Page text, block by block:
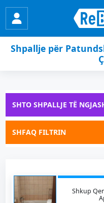
Shpallje për
SHTO SHPALLJE TË
SHFAQ FILTRIN
Shkup